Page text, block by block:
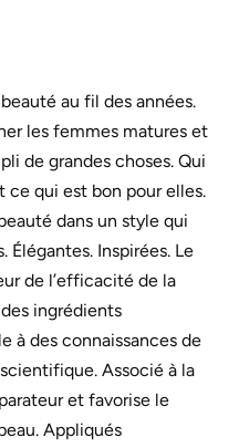
au fil des années.
les femmes matures et
de grandes choses. Qui
qui est bon pour elles.
dans un style qui
Élégantes. Inspirées. Le
de l’efficacité de la
ingrédients
à des connaissances de
Associé à la
et favorise le
Appliqués